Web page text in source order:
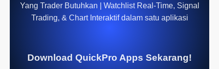
Yang Trader Butuhkan | Watchlist Real-Time, Signal
Trading, & Chart Interaktif dalam satu aplikasi
Download QuickPro Apps Sekarang!